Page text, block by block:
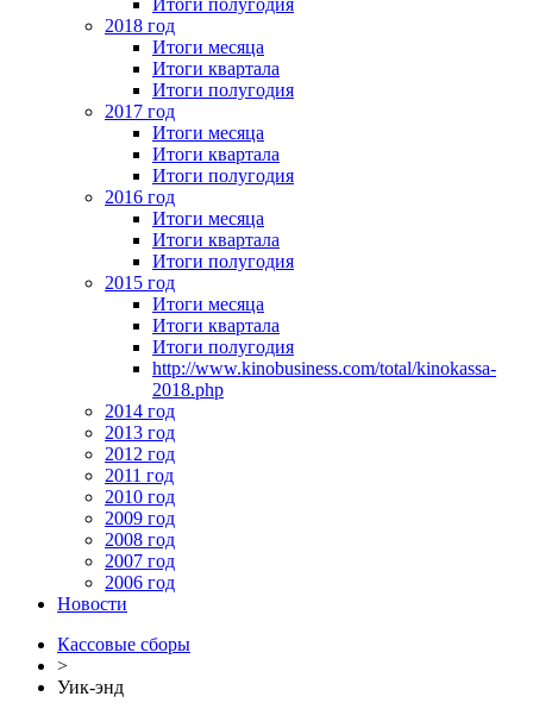
Итоги полугодия
2018 год
Итоги месяца
Итоги квартала
Итоги полугодия
2017 год
Итоги месяца
Итоги квартала
Итоги полугодия
2016 год
Итоги месяца
Итоги квартала
Итоги полугодия
2015 год
Итоги месяца
Итоги квартала
Итоги полугодия
http://www.kinobusiness.com/total/kinokassa-
2018.php
2014 год
2013 год
2012 год
2011 год
2010 год
2009 год
2008 год
2007 год
2006 год
Новости
Кассовые сборы
>
Уик-энд